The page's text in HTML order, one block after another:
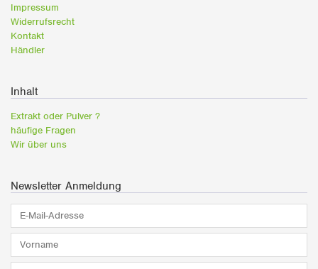
Impressum
Widerrufsrecht
Kontakt
Händler
Inhalt
Extrakt oder Pulver ?
häufige Fragen
Wir über uns
Newsletter Anmeldung
Vorname*